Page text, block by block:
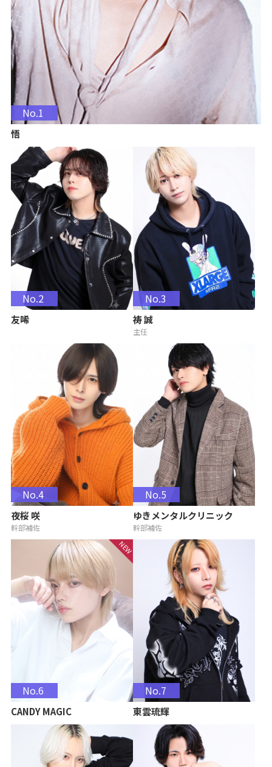
No.1
悟
No.2
友唏
No.3
祷 誠
主任
No.4
夜桜 咲
幹部補佐
No.5
ゆきメンタルクリニック
幹部補佐
No.6
CANDY MAGIC
No.7
東雲琉輝